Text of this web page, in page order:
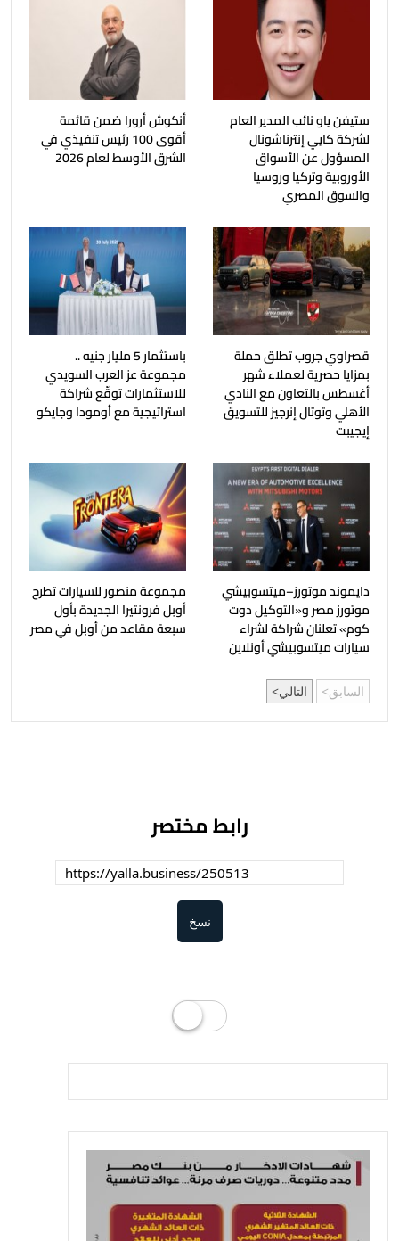
ستيفن ياو نائب المدير العام
لشركة كايي إنترناشونال
المسؤول عن الأسواق
الأوروبية وتركيا وروسيا
والسوق المصري
أنكوش أرورا ضمن قائمة
أقوى 100 رئيس تنفيذي في
الشرق الأوسط لعام 2026
قصراوي جروب تطلق حملة
بمزايا حصرية لعملاء شهر
أغسطس بالتعاون مع النادي
الأهلي وتوتال إنرجيز للتسويق
إيجيبت
باستثمار 5 مليار جنيه ..
مجموعة عز العرب السويدي
للاستثمارات توقّع شراكة
استراتيجية مع أومودا وجايكو
دايموند موتورز–ميتسوبيشي
موتورز مصر و«التوكيل دوت
كوم» تعلنان شراكة لشراء
سيارات ميتسوبيشي أونلاين
مجموعة منصور للسيارات تطرح
أوبل فرونتيرا الجديدة بأول
سبعة مقاعد من أوبل في مصر
السابق التالي
رابط مختصر
نسخ